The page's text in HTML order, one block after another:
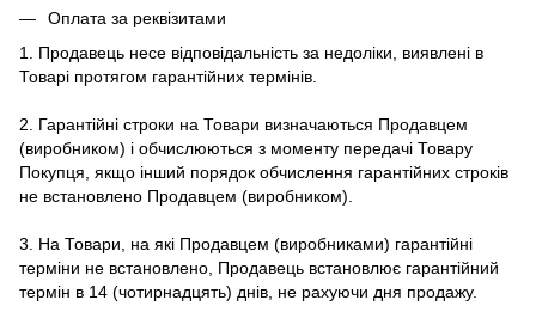
Оплата за реквізитами
1. Продавець несе відповідальність за недоліки, виявлені в
Товарі протягом гарантійних термінів.
2. Гарантійні строки на Товари визначаються Продавцем
(виробником) і обчислюються з моменту передачі Товару
Покупця, якщо інший порядок обчислення гарантійних строків
не встановлено Продавцем (виробником).
3. На Товари, на які Продавцем (виробниками) гарантійні
терміни не встановлено, Продавець встановлює гарантійний
термін в 14 (чотирнадцять) днів, не рахуючи дня продажу.